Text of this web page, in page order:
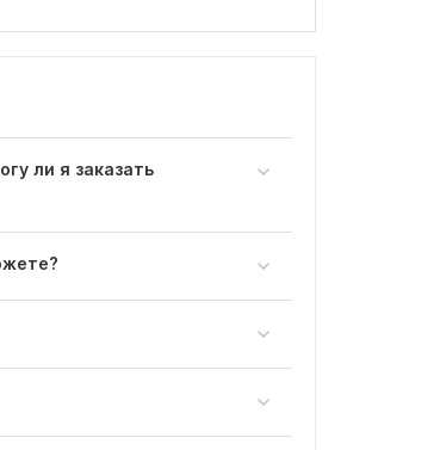
ли я заказать